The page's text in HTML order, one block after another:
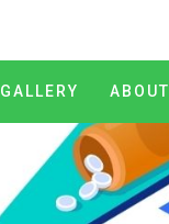
GALLERY ABOUT